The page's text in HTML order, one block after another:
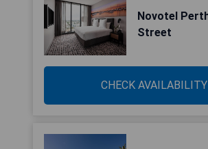
Novotel
Street
CHECK AVAILABILITY